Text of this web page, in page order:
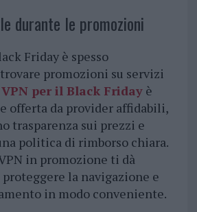
durante le promozioni
Friday è spesso
promozioni su servizi
VPN per il Black Fridayè
offerta da provider affidabili,
trasparenza sui prezzi e
politica di rimborso chiara.
in promozione ti dà
la navigazione e
in modo conveniente.